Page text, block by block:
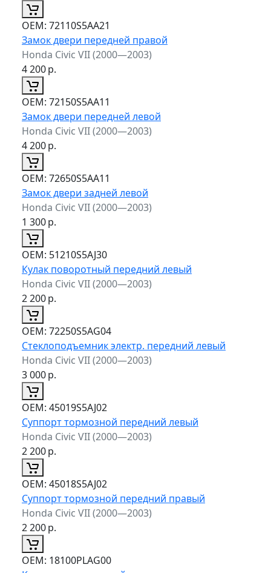
ОЕМ: 72110S5AA21
Замок двери передней правой
Honda Civic VII (2000—2003)
4 200р.
ОЕМ: 72150S5AA11
Замок двери передней левой
Honda Civic VII (2000—2003)
4 200р.
ОЕМ: 72650S5AA11
Замок двери задней левой
Honda Civic VII (2000—2003)
1 300р.
ОЕМ: 51210S5AJ30
Кулак поворотный передний левый
Honda Civic VII (2000—2003)
2 200р.
ОЕМ: 72250S5AG04
Стеклоподъемник электр. передний левый
Honda Civic VII (2000—2003)
3 000р.
ОЕМ: 45019S5AJ02
Суппорт тормозной передний левый
Honda Civic VII (2000—2003)
2 200р.
ОЕМ: 45018S5AJ02
Суппорт тормозной передний правый
Honda Civic VII (2000—2003)
2 200р.
ОЕМ: 18100PLAG00